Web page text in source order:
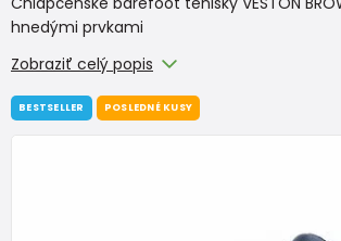
hnedými prvkami
Zobraziť celý popis
BESTSELLER POSLEDNÉ KUSY